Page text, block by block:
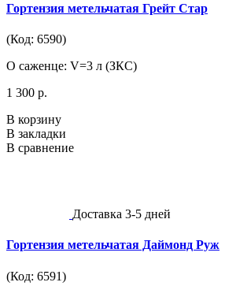
Гортензия метельчатая Грейт Стар
(Код: 6590)
О саженце: V=3 л (ЗКС)
1 300 р.
В корзину
В закладки
В сравнение
Доставка 3-5 дней
Гортензия метельчатая Даймонд Руж
(Код: 6591)